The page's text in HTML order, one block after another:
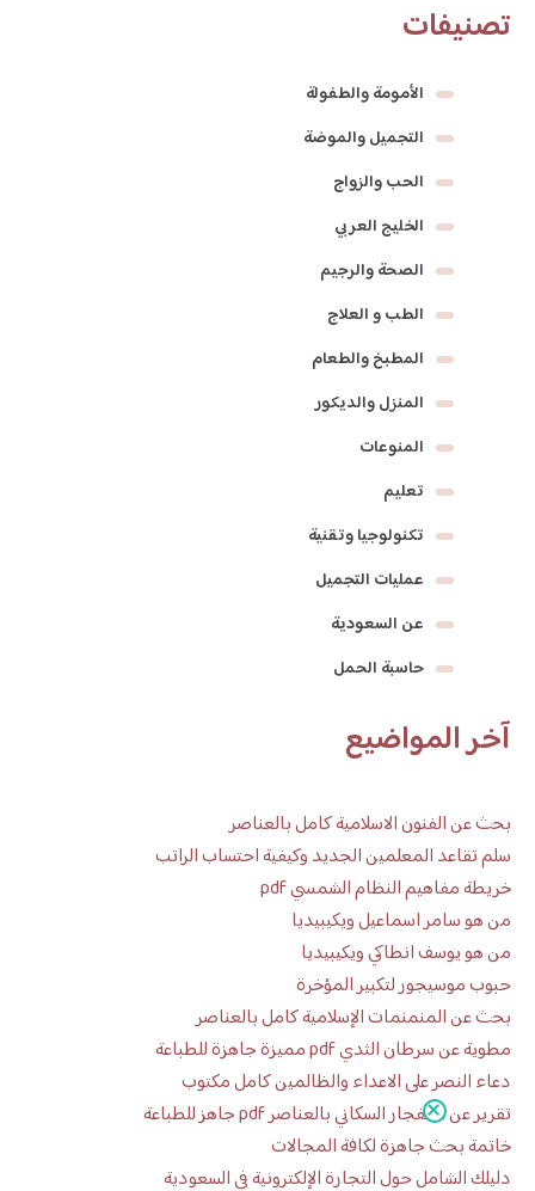
تصنيفات
الأمومة والطفولة
التجميل والموضة
الحب والزواج
الخليج العربي
الصحة والرجيم
الطب و العلاج
المطبخ والطعام
المنزل والديكور
المنوعات
تعليم
تكنولوجيا وتقنية
عمليات التجميل
عن السعودية
حاسبة الحمل
آخر المواضيع
بحث عن الفنون الاسلامية كامل بالعناصر
سلم تقاعد المعلمين الجديد وكيفية احتساب الراتب
خريطة مفاهيم النظام الشمسي pdf
من هو سامر اسماعيل ويكيبيديا
من هو يوسف انطاكي ويكيبيديا
حبوب موسيجور لتكبير المؤخرة
بحث عن المنمنمات الإسلامية كامل بالعناصر
مطوية عن سرطان الثدي pdf مميزة جاهزة للطباعة
دعاء النصر على الاعداء والظالمين كامل مكتوب
تقرير عن الانفجار السكاني بالعناصر pdf جاهز للطباعة
خاتمة بحث جاهزة لكافة المجالات
دليلك الشامل حول التجارة الإلكترونية في السعودية